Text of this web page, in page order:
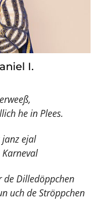
I.
he in Plees.
ejal
de Dilledöppchen
uch de Ströppchen